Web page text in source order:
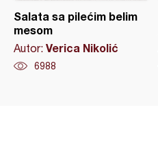
Salata sa pilećim belim
mesom
Autor: Verica Nikolić
6988